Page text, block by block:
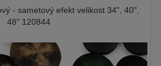
- sametový efekt velikost 34", 40",
48" 120844